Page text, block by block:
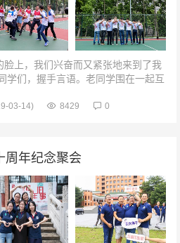
上，我们兴奋而又紧张地来到了我
学们，握手言语。老同学围在一起互
03-14) 8429 0
周年纪念聚会